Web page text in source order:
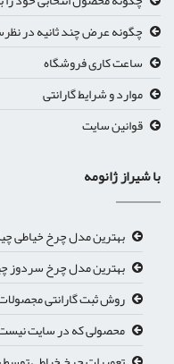
چگونه عرض چند ثانیه در
ساعت کاری فروشگاه
موارد و شرایط گارانتی
قوانین سایت
شیراز ژانومه
بهترین مدل چرخ خیاطی چیه؟
بهترین مدل چرخ سردوز چیه؟
روش ثبت گارانتی مجصولات
محصولی که در سایت نیست را